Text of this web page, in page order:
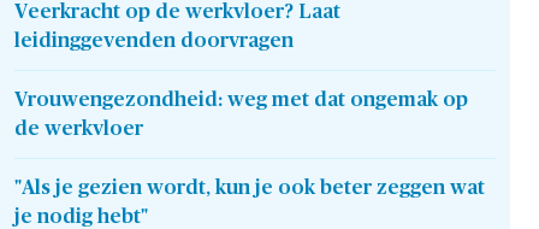
Veerkracht op de werkvloer? Laat
leidinggevenden doorvragen
Vrouwengezondheid: weg met dat ongemak op
de werkvloer
"Als je gezien wordt, kun je ook beter zeggen wat
je nodig hebt"